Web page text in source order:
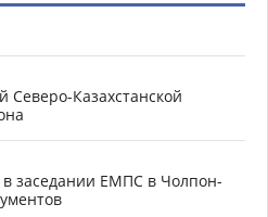
Северо-Казахстанской
в заседании ЕМПС в Чолпон-